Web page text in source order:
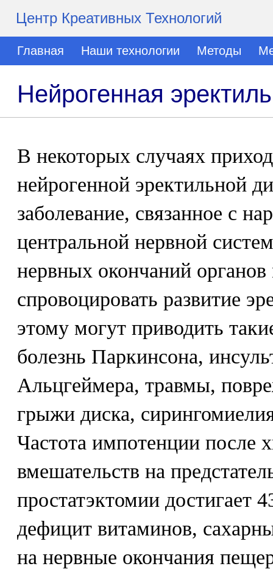
Центр Креативных Технологий
Главная Наши технологии Методы
Нейрогенная
В некоторых случаях
нейрогенной эректильной
заболевание, связанное с
центральной нервной
нервных окончаний органов
спровоцировать развитие
этому могут приводить
болезнь Паркинсона,
Альцгеймера, травмы,
грыжи диска,
Частота импотенции после
вмешательств на
простатэктомии достигает
дефицит витаминов,
на нервные окончания